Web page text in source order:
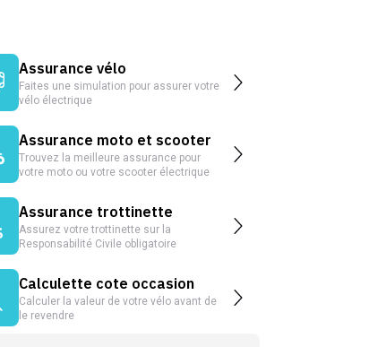
Assurance vélo
Faites une simulation pour assurer votre
vélo électrique
Assurance moto et scooter
Trouvez la meilleure assurance pour
votre moto ou votre scooter électrique
Assurance trottinette
Assurez votre trottinette sur la
Responsabilité Civile obligatoire
Calculette cote occasion
Calculer la valeur de votre vélo avant de
le revendre